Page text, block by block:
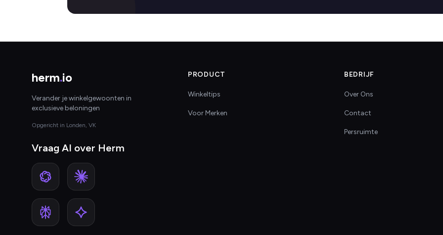
herm.io
Verander je winkelgewoonten in
exclusieve beloningen
Opgericht in Londen, VK
Vraag AI over Herm
PRODUCT
Winkeltips
Voor Merken
BEDRIJF
Over Ons
Contact
Persruimte